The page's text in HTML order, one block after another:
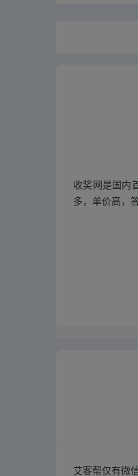
收奖网是国内
多，单价高，
艾客帮仅有微